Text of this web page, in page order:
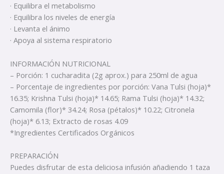
· Equilibra el metabolismo
· Equilibra los niveles de energía
· Levanta el ánimo
· Apoya al sistema respiratorio
INFORMACIÓN NUTRICIONAL
– Porción: 1 cucharadita (2g aprox.) para 250ml de agua
– Porcentaje de ingredientes por porción: Vana Tulsi (hoja)*
16.35; Krishna Tulsi (hoja)* 14.65; Rama Tulsi (hoja)* 14.32;
Camomila (flor)* 34.24; Rosa (pétalos)* 10.22; Citronela
(hoja)* 6.13; Extracto de rosas 4.09
*Ingredientes Certificados Orgánicos
PREPARACIÓN
Puedes disfrutar de esta deliciosa infusión añadiendo 1 taza